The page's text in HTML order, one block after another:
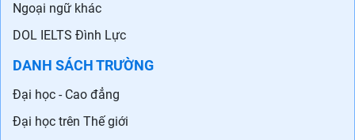
Ngoại ngữ khác
DOL IELTS Đình Lực
DANH SÁCH TRƯỜNG
Đại học - Cao đẳng
Đại học trên Thế giới